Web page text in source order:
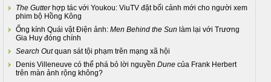
The Gutterhợp tác với Youkou: ViuTV đặt bối cảnh mới cho người xem
phim bộ Hồng Kông
Ống kính Quái vật Điện ảnh: Men Behind the Sun làm lại với Trương
Gia Huy đóng chính
Search Outquan sát tội phạm trên mạng xã hội
Denis Villeneuve có thể phá bỏ lời nguyền Dune của Frank Herbert
trên màn ảnh rộng không?